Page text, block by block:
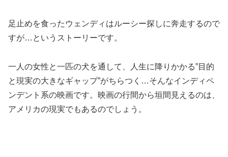
足止めを食ったウェンディはルーシー探しに奔走するので
すが…というストーリーです。
一人の女性と一匹の犬を通して、人生に降りかかる”目的
と現実の大きなギャップ”がちらつく…そんなインディペ
ンデント系の映画です。映画の行間から垣間見えるのは、
アメリカの現実でもあるのでしょう。